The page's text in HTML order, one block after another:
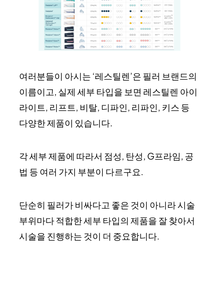
여러분들이 아시는 ‘레스틸렌’은 필러 브랜드의
이름이고, 실제 세부 타입을 보면 레스틸렌 아이
라이트, 리프트, 비탈, 디파인, 리파인, 키스 등
다양한 제품이 있습니다.
각 세부 제품에 따라서 점성, 탄성, G프라임, 공
법 등 여러 가지 부분이 다르구요.
단순히 필러가 비싸다고 좋은 것이 아니라 시술
부위마다 적합한 세부 타입의 제품을 잘 찾아서
시술을 진행하는 것이 더 중요합니다.